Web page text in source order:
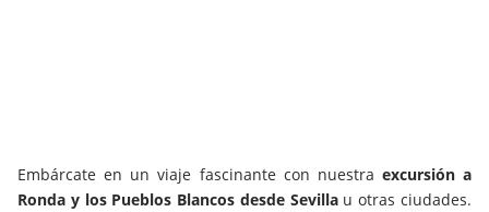
Embárcate en un viaje fascinante con nuestra excursión a
Ronda y los Pueblos Blancos desde Sevillau otras ciudades.